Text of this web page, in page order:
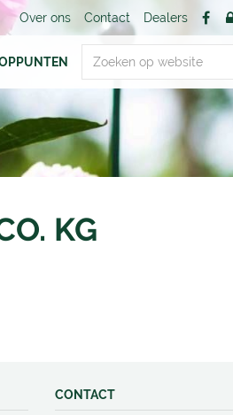
Over ons Contact Dealers
KG
CONTACT